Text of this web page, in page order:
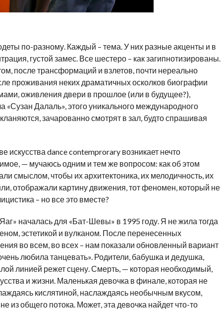
по-разному. Каждый – тема. У них разные акценты и в
густой замес. Все шестеро – как загипнотизированы.
после трансформаций и взлетов, почти нереально
проживания неких драматичных осколков биографии
оживления двери в прошлое (или в будущее?),
Далаль», этого уникального международного
зачарованно смотрят в зал, будто спрашивая
искусства dance contemprorary возникает нечто
— мучаюсь одним и тем же вопросом: как об этом
смыслом, чтобы их архитектоника, их мелодичность, их
отображали картину движения, тот феномен, который не
– но все это вместе?
началась для «Бат-Шевы» в 1995 году. Я не жила тогда
эстетикой и вулканом. После перенесенных
во всем, во всех – нам показали обновленный вариант
любила танцевать». Родители, бабушка и дедушка,
линией режет сцену. Смерть, — которая необходимый,
и жизни. Маленькая девочка в финале, которая не
кислятиной, наслаждаясь необычным вкусом,
из общего потока. Может, эта девочка найдет что-то